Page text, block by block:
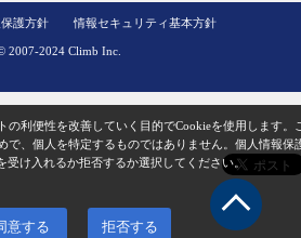
護方針 情報セキュリティ基本方針
2007-2024 Climb Inc.
の利便性を改善していく目的でCookieを使用します。
で、個人を特定するものではありません。 個人情報保
受け入れるか拒否するか選択してください。
意する 拒否する